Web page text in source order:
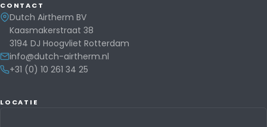
CONTACT
Dutch Airtherm BV
Kaasmakerstraat 38
3194 DJ Hoogvliet Rotterdam
info@dutch-airtherm.nl
+31 (0) 10 261 34 25
LOCATIE